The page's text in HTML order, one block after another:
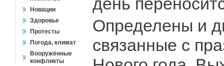
Новации
Здоровье
Протесты
Погода, климат
Вооружённые
конфликты
Определены и
связанные с